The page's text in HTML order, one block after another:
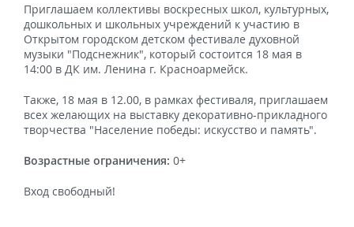
Приглашаем коллективы воскресных школ, культурных,
дошкольных и школьных учреждений к участию в
Открытом городском детском фестивале духовной
музыки "Подснежник", который состоится 18 мая в
14:00 в ДК им. Ленина г. Красноармейск.
Также, 18 мая в 12.00, в рамках фестиваля, приглашаем
всех желающих на выставку декоративно-прикладного
творчества "Население победы: искусство и память".
Возрастные ограничения: 0+
Вход свободный!